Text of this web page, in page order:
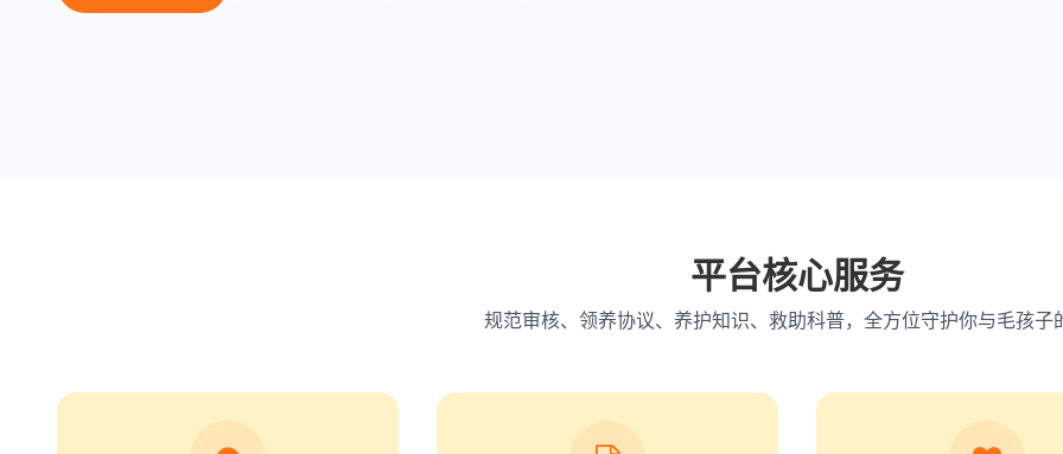
平台核心服务
规范审核、领养协议、养护知识、救助科普，全方位守护你与毛孩子